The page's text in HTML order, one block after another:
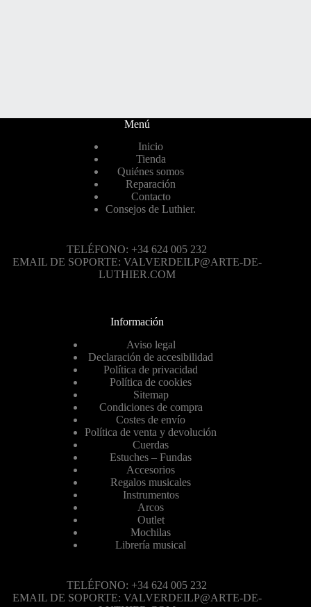
Menú
Inicio
Tienda
Quiénes somos
Reparación
Contacto
Consejos de Luthier.
TELÉFONO: +34 624 005 232
EMAIL DE SOPORTE: VALVERDEILP@ARTE-DE-
LUTHIER.COM
Información
Aviso legal
Declaración de accesibilidad
Política de privacidad
Política de cookies
Sitemap
Condiciones de compra
Costes de envío
Política de venta y devolución
Cuerdas
Estuches – Fundas
Accesorios
Regalos musicales
Instrumentos
Arcos
Outlet
Mochilas
Librería musical
TELÉFONO: +34 624 005 232
EMAIL DE SOPORTE: VALVERDEILP@ARTE-DE-